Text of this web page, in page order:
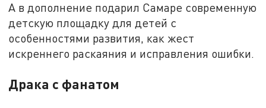
А в дополнение подарил Самаре современную
детскую площадку для детей с
особенностями развития, как жест
искреннего раскаяния и исправления ошибки.
Драка с фанатом